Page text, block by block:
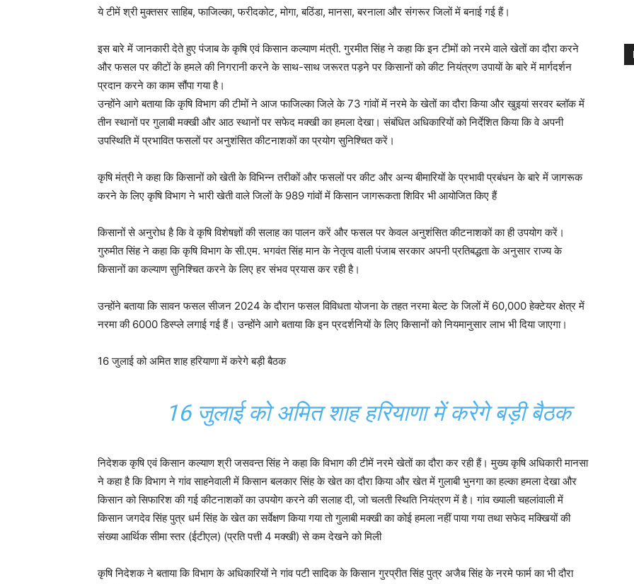
ये टीमें श्री मुक्तसर साहिब, फाजिल्का, फरीदकोट, मोगा, बठिंडा, मानसा, बरनाला और संगरूर जिलों में बनाई गई हैं।
इस बारे में जानकारी देते हुए पंजाब के कृषि एवं किसान कल्याण मंत्री. गुरमीत सिंह ने कहा कि इन टीमों को नरमे वाले खेतों का दौरा करने
और फसल पर कीटों के हमले की निगरानी करने के साथ-साथ जरूरत पड़ने पर किसानों को कीट नियंत्रण उपायों के बारे में मार्गदर्शन
प्रदान करने का काम सौंपा गया है।
उन्होंने आगे बताया कि कृषि विभाग की टीमों ने आज फाजिल्का जिले के 73 गांवों में नरमे के खेतों का दौरा किया और खुइयां सरवर ब्लॉक में
तीन स्थानों पर गुलाबी मक्खी और आठ स्थानों पर सफेद मक्खी का हमला देखा। संबंधित अधिकारियों को निर्देशित किया कि वे अपनी
उपस्थिति में प्रभावित फसलों पर अनुशंसित कीटनाशकों का प्रयोग सुनिश्चित करें।
कृषि मंत्री ने कहा कि किसानों को खेती के विभिन्न तरीकों और फसलों पर कीट और अन्य बीमारियों के प्रभावी प्रबंधन के बारे में जागरूक
करने के लिए कृषि विभाग ने भारी खेती वाले जिलों के 989 गांवों में किसान जागरूकता शिविर भी आयोजित किए हैं
किसानों से अनुरोध है कि वे कृषि विशेषज्ञों की सलाह का पालन करें और फसल पर केवल अनुशंसित कीटनाशकों का ही उपयोग करें।
गुरुमीत सिंह ने कहा कि कृषि विभाग के सी.एम. भगवंत सिंह मान के नेतृत्व वाली पंजाब सरकार अपनी प्रतिबद्धता के अनुसार राज्य के
किसानों का कल्याण सुनिश्चित करने के लिए हर संभव प्रयास कर रही है।
उन्होंने बताया कि सावन फसल सीजन 2024 के दौरान फसल विविधता योजना के तहत नरमा बेल्ट के जिलों में 60,000 हेक्टेयर क्षेत्र में
नरमा की 6000 डिस्प्ले लगाई गई हैं। उन्होंने आगे बताया कि इन प्रदर्शनियों के लिए किसानों को नियमानुसार लाभ भी दिया जाएगा।
16 जुलाई को अमित शाह हरियाणा में करेगे बड़ी बैठक
16 जुलाई को अमित शाह हरियाणा में करेगे बड़ी बैठक
निदेशक कृषि एवं किसान कल्याण श्री जसवन्त सिंह ने कहा कि विभाग की टीमें नरमे खेतों का दौरा कर रही हैं। मुख्य कृषि अधिकारी मानसा
ने कहा है कि विभाग ने गांव साहनेवाली में किसान बलकार सिंह के खेत का दौरा किया और खेत में गुलाबी भुनगा का हल्का हमला देखा और
किसान को सिफारिश की गई कीटनाशकों का उपयोग करने की सलाह दी, जो चलती स्थिति नियंत्रण में है। गांव ख्याली चहलांवाली में
किसान जगदेव सिंह पुत्र धर्म सिंह के खेत का सर्वेक्षण किया गया तो गुलाबी मक्खी का कोई हमला नहीं पाया गया तथा सफेद मक्खियों की
संख्या आर्थिक सीमा स्तर (ईटीएल) (प्रति पत्ती 4 मक्खी) से कम देखने को मिली
कृषि निदेशक ने बताया कि विभाग के अधिकारियों ने गांव पटी सादिक के किसान गुरप्रीत सिंह पुत्र अजैब सिंह के नरमे फार्म का भी दौरा